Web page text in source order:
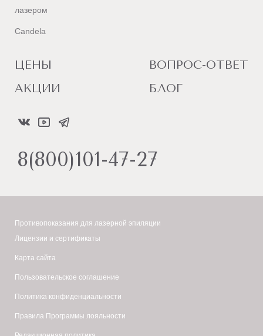
лазером
Candela
ЦЕНЫ
АКЦИИ
ВОПРОС-ОТВЕТ
БЛОГ
8(800)101-47-27
Противопоказания для лазерной эпиляции
Лицензии и сертификаты
Карта сайта
Пользовательское соглашение
Политика конфиденциальности
Правила Программы лояльности